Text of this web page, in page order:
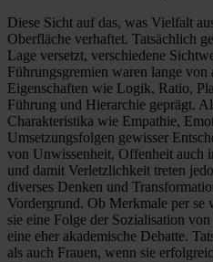
Diese Sicht auf das, was Vielfalt
Oberfläche verhaftet. Tatsächlich
Lage versetzt, verschiedene
Führungsgremien waren lange von
Eigenschaften wie Logik, Ratio,
Führung und Hierarchie geprägt.
Charakteristika wie Empathie,
Umsetzungsfolgen gewisser
von Unwissenheit, Offenheit auch
und damit Verletzlichkeit treten
diverses Denken und
Vordergrund. Ob Merkmale per se
sie eine Folge der Sozialisation
eine eher akademische Debatte.
als auch Frauen, wenn sie